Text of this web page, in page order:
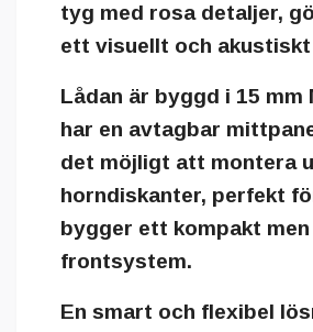
tyg med rosa detaljer,
ett visuellt och
Lådan är byggd i 15 mm
har en avtagbar
det möjligt att montera
horndiskanter, perfekt
bygger ett kompakt
frontsystem.
En smart och flexibel